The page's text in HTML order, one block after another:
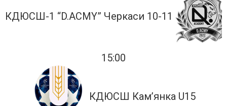
КДЮСШ-1 “D.ACMY” Черкаси 10-11
15:00
КДЮСШ Кам’янка U15